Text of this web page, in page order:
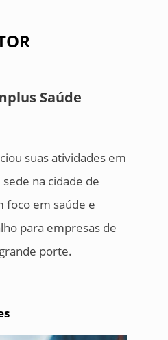
Saúde
suas atividades em
na cidade de
foco em saúde e
para empresas de
porte.